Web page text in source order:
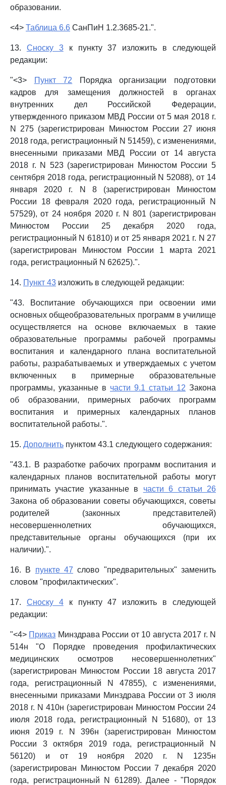
образовании.
<4> Таблица 6.6 СанПиН 1.2.3685-21.".
13. Сноску 3к пункту 37 изложить в следующей
редакции:
"<3> Пункт 72 Порядка организации подготовки
кадров для замещения должностей в органах
внутренних дел Российской Федерации,
утвержденного приказом МВД России от 5 мая 2018 г.
N 275 (зарегистрирован Минюстом России 27 июня
2018 года, регистрационный N 51459), с изменениями,
внесенными приказами МВД России от 14 августа
2018 г. N 523 (зарегистрирован Минюстом России 5
сентября 2018 года, регистрационный N 52088), от 14
января 2020 г. N 8 (зарегистрирован Минюстом
России 18 февраля 2020 года, регистрационный N
57529), от 24 ноября 2020 г. N 801 (зарегистрирован
Минюстом России 25 декабря 2020 года,
регистрационный N 61810) и от 25 января 2021 г. N 27
(зарегистрирован Минюстом России 1 марта 2021
года, регистрационный N 62625).".
14. Пункт 43 изложить в следующей редакции:
"43. Воспитание обучающихся при освоении ими
основных общеобразовательных программ в училище
осуществляется на основе включаемых в такие
образовательные программы рабочей программы
воспитания и календарного плана воспитательной
работы, разрабатываемых и утверждаемых с учетом
включенных в примерные образовательные
программы, указанные в части 9.1 статьи 12 Закона
об образовании, примерных рабочих программ
воспитания и примерных календарных планов
воспитательной работы.".
15. Дополнить пунктом 43.1 следующего содержания:
"43.1. В разработке рабочих программ воспитания и
календарных планов воспитательной работы могут
принимать участие указанные в части 6 статьи 26
Закона об образовании советы обучающихся, советы
родителей (законных представителей)
несовершеннолетних обучающихся,
представительные органы обучающихся (при их
наличии).".
16. В пункте 47 слово "предварительных" заменить
словом "профилактических".
17. Сноску 4к пункту 47 изложить в следующей
редакции:
"<4> Приказ Минздрава России от 10 августа 2017 г. N
514н "О Порядке проведения профилактических
медицинских осмотров несовершеннолетних"
(зарегистрирован Минюстом России 18 августа 2017
года, регистрационный N 47855), с изменениями,
внесенными приказами Минздрава России от 3 июля
2018 г. N 410н (зарегистрирован Минюстом России 24
июля 2018 года, регистрационный N 51680), от 13
июня 2019 г. N 396н (зарегистрирован Минюстом
России 3 октября 2019 года, регистрационный N
56120) и от 19 ноября 2020 г. N 1235н
(зарегистрирован Минюстом России 7 декабря 2020
года, регистрационный N 61289). Далее - "Порядок